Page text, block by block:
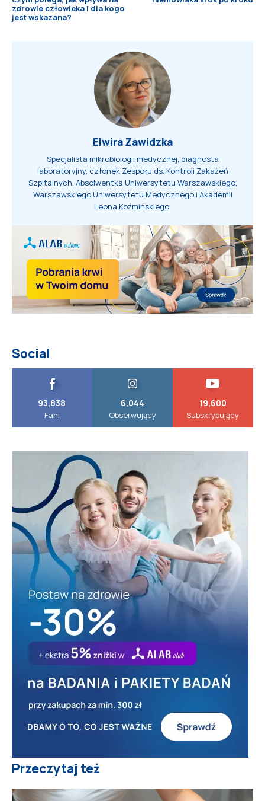
zdrowie człowieka i dla kogo
jest wskazana?
Elwira Zawidzka
Specjalista mikrobiologii medycznej, diagnosta
laboratoryjny, członek Zespołu ds. Kontroli Zakażeń
Szpitalnych. Absolwentka Uniwersytetu Warszawskiego,
Warszawskiego Uniwersytetu Medycznego i Akademii
Leona Koźmińskiego.
Social
93,838
Fani
6,044
Obserwujący
19,600
Subskrybujący
Przeczytaj też